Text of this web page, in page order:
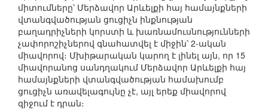
միտումները՝ Մերձավոր Արևելքի հայ համայնքների
վտանգվածության ցուցիչն ինքնության
բաղադրիչների կորստի և խառնամուսնությունների
չափորոշիչներով գնահատվել է միջին՝ 2-ական
միավորով։ Մխիթարական կարող է լինել այն, որ 15
միավորանոց սանդղակում Մերձավոր Արևելքի հայ
համայնքների վտանգվածության համախումբ
ցուցիչն առավելագույնը չէ, այլ երեք միավորով
զիջում է դրան։